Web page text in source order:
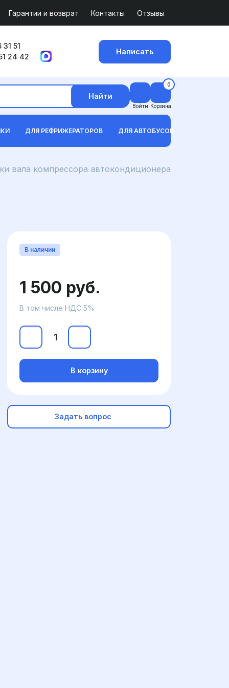
Гарантии и возврат Контакты Отзывы
51
24 42
Написать
Найти
Войти
0
Корзина
ДЛЯ РЕФРИЖЕРАТОРОВ ДЛЯ АВТОБУСОВ
вала компрессора автокондиционера
В наличии
1 500 руб.
В том числе НДС 5%
В корзину
Задать вопрос